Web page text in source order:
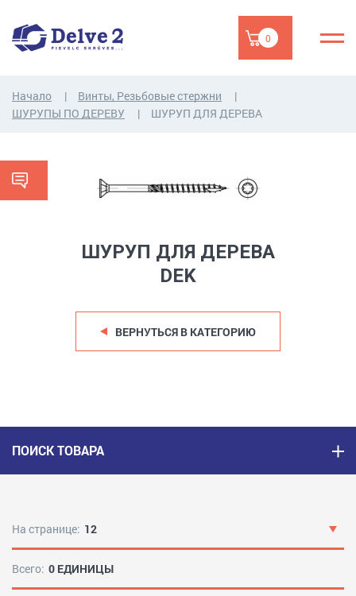
0
Начало
Винты, Резьбовые стержни
ШУРУПЫ ПО ДЕРЕВУ
ШУРУП ДЛЯ ДЕРЕВА
ШУРУП ДЛЯ ДЕРЕВА
DEK
ВЕРНУТЬСЯ В КАТЕГОРИЮ
ПОИСК ТОВАРА
На странице: 12
Всего: 0 ЕДИНИЦЫ